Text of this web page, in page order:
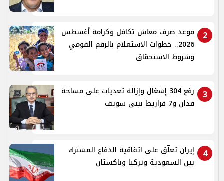
2
موعد صرف معاش تكافل وكرامة أغسطس
2026.. خطوات الاستعلام بالرقم القومي
وشروط الاستحقاق
3
رفع 304 إشغال وإزالة تعديات على مساحة
فدان و7 قراريط ببنى سويف
4
إيران تعلّق على اتفاقية الدفاع المشترك
بين السعودية وتركيا وباكستان